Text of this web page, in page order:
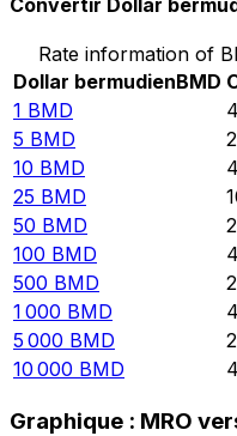
Rate information of
Dollar bermudienBMD
1 BMD
5 BMD
10 BMD
25 BMD
50 BMD
100 BMD
500 BMD
1 000 BMD
5 000 BMD
10 000 BMD
Graphique : MRO